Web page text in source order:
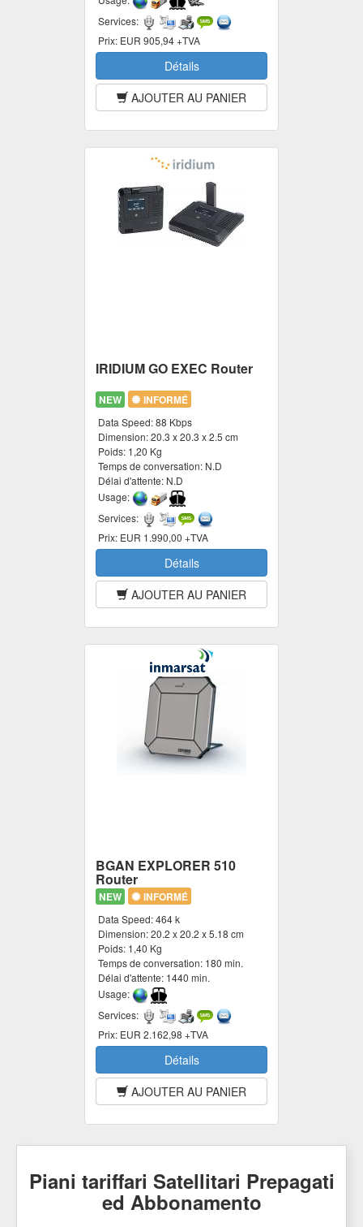
Services:
Prix: EUR 905,94 +TVA
Détails
AJOUTER AU PANIER
IRIDIUM GO EXEC Router
NEW INFORMÉ
Data Speed:88 Kbps
Dimension:20.3 x 20.3 x 2.5 cm
Poids: 1,20 Kg
Temps de conversation: N.D
Délai d'attente: N.D
Usage:
Services:
Prix: EUR 1.990,00 +TVA
Détails
AJOUTER AU PANIER
BGAN EXPLORER 510
Router
NEW INFORMÉ
Data Speed:464 k
Dimension:20.2 x 20.2 x 5.18 cm
Poids: 1,40 Kg
Temps de conversation: 180 min.
Délai d'attente: 1440 min.
Usage:
Services:
Prix: EUR 2.162,98 +TVA
Détails
AJOUTER AU PANIER
Piani tariffari Satellitari Prepagati
ed Abbonamento